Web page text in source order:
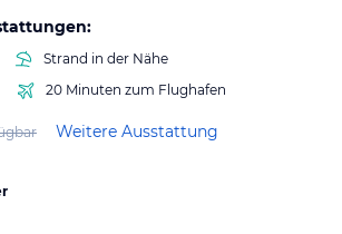
Strand in der Nähe
20 Minuten zum Flughafen
Weitere Ausstattung